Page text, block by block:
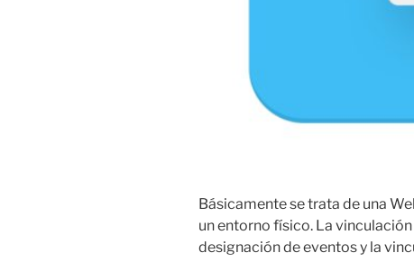
Básicamente se trata de una
un entorno físico. La
designación de eventos y la